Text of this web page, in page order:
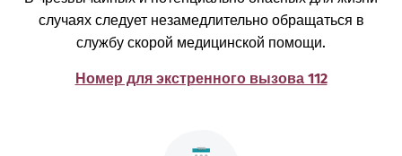
случаях следует незамедлительно обращаться в
службу скорой медицинской помощи.
Номер для экстренного вызова 112